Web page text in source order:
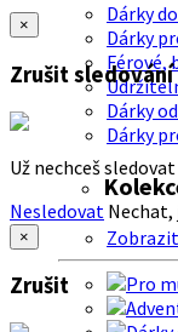
Dárky
Dárky
Férové,
Dárky
Dárky
×
Zrušit sledování
Už nechceš
Nesledovat Nechat,
×
Zrušit